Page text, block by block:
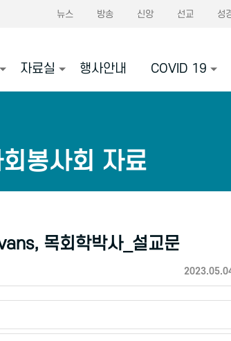
뉴스 방송 신앙 선교 성
자료실 행사안내 COVID 19
봉사회 자료
목회학박사_설교문